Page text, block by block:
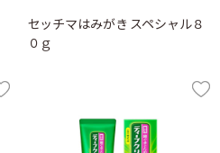
セッチマはみがき スペシャル８
０ｇ